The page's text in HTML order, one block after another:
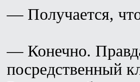
— Получается, что
— Конечно.
посредственный